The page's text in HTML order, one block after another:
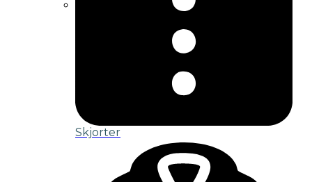
Skjorter